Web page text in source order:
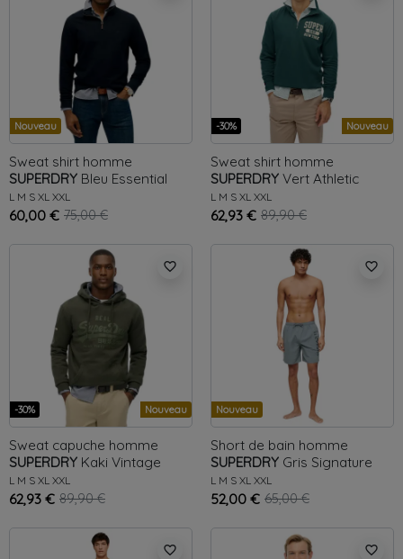
Nouveau
Sweat shirt homme
SUPERDRY Bleu Essential
L M S XL XXL
60,00 € 75,00 €
-30% Nouveau
Sweat shirt homme
SUPERDRY Vert Athletic
L M S XL XXL
62,93 € 89,90 €
favorite_border
-30% Nouveau
Sweat capuche homme
SUPERDRY Kaki Vintage
L M S XL XXL
62,93 € 89,90 €
favorite_border
Nouveau
Short de bain homme
SUPERDRY Gris Signature
L M S XL XXL
52,00 € 65,00 €
favorite_border favorite_border